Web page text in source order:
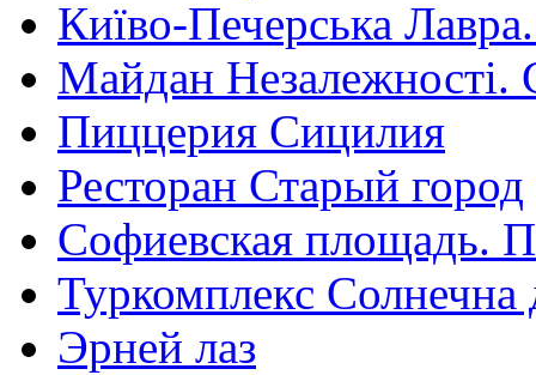
Київо-Печерська
Майдан Незалежності.
Пиццерия Сицилия
Ресторан Старый город
Софиевская площадь.
Туркомплекс Солнечна
Эрней лаз